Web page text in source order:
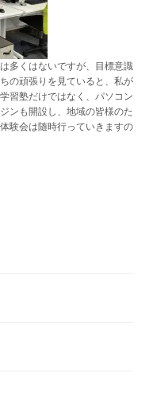
多くはないですが、目標意識
の頑張りを見ていると、私が
習塾だけではなく、パソコン
ンも開設し、地域の皆様のた
験会は随時行っていきますの